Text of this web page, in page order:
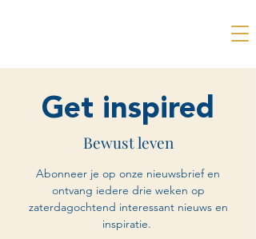
Get inspired
Bewust leven
Abonneer je op onze nieuwsbrief en
ontvang iedere drie weken op
zaterdagochtend interessant nieuws en
inspiratie.